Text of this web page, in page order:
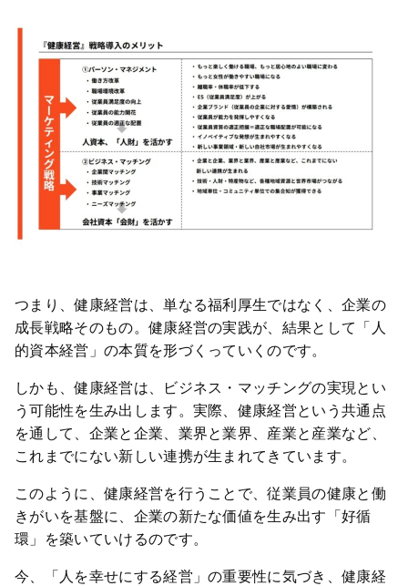
つまり、健康経営は、単なる福利厚生ではなく、企業の
成長戦略そのもの。健康経営の実践が、結果として「人
的資本経営」の本質を形づくっていくのです。
しかも、健康経営は、ビジネス・マッチングの実現とい
う可能性を生み出します。実際、健康経営という共通点
を通して、企業と企業、業界と業界、産業と産業など、
これまでにない新しい連携が生まれてきています。
このように、健康経営を行うことで、従業員の健康と働
きがいを基盤に、企業の新たな価値を生み出す「好循
環」を築いていけるのです。
今、「人を幸せにする経営」の重要性に気づき、健康経